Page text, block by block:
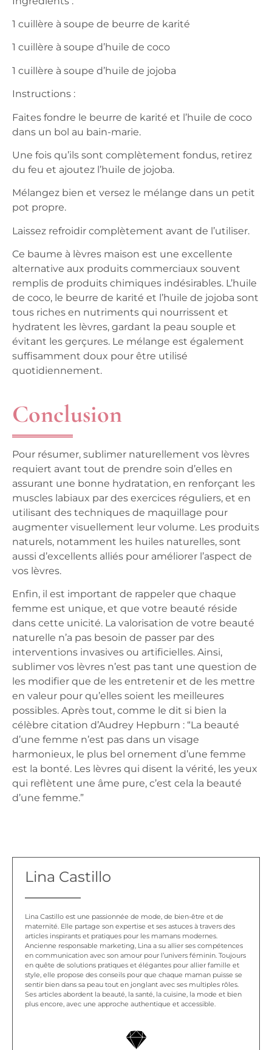
1 cuillère à soupe de beurre de karité
1 cuillère à soupe d’huile de coco
1 cuillère à soupe d’huile de jojoba
Instructions :
Faites fondre le beurre de karité et l’huile de coco
dans un bol au bain-marie.
Une fois qu’ils sont complètement fondus, retirez
du feu et ajoutez l’huile de jojoba.
Mélangez bien et versez le mélange dans un petit
pot propre.
Laissez refroidir complètement avant de l’utiliser.
Ce baume à lèvres maison est une excellente
alternative aux produits commerciaux souvent
remplis de produits chimiques indésirables. L’huile
de coco, le beurre de karité et l’huile de jojoba sont
tous riches en nutriments qui nourrissent et
hydratent les lèvres, gardant la peau souple et
évitant les gerçures. Le mélange est également
suffisamment doux pour être utilisé
quotidiennement.
Conclusion
Pour résumer, sublimer naturellement vos lèvres
requiert avant tout de prendre soin d’elles en
assurant une bonne hydratation, en renforçant les
muscles labiaux par des exercices réguliers, et en
utilisant des techniques de maquillage pour
augmenter visuellement leur volume. Les produits
naturels, notamment les huiles naturelles, sont
aussi d’excellents alliés pour améliorer l’aspect de
vos lèvres.
Enfin, il est important de rappeler que chaque
femme est unique, et que votre beauté réside
dans cette unicité. La valorisation de votre beauté
naturelle n’a pas besoin de passer par des
interventions invasives ou artificielles. Ainsi,
sublimer vos lèvres n’est pas tant une question de
les modifier que de les entretenir et de les mettre
en valeur pour qu’elles soient les meilleures
possibles. Après tout, comme le dit si bien la
célèbre citation d’Audrey Hepburn : “La beauté
d’une femme n’est pas dans un visage
harmonieux, le plus bel ornement d’une femme
est la bonté. Les lèvres qui disent la vérité, les yeux
qui reflètent une âme pure, c’est cela la beauté
d’une femme.”
Lina Castillo
Lina Castillo est une passionnée de mode, de bien-être et de
maternité. Elle partage son expertise et ses astuces à travers des
articles inspirants et pratiques pour les mamans modernes.
Ancienne responsable marketing, Lina a su allier ses compétences
en communication avec son amour pour l’univers féminin. Toujours
en quête de solutions pratiques et élégantes pour allier famille et
style, elle propose des conseils pour que chaque maman puisse se
sentir bien dans sa peau tout en jonglant avec ses multiples rôles.
Ses articles abordent la beauté, la santé, la cuisine, la mode et bien
plus encore, avec une approche authentique et accessible.